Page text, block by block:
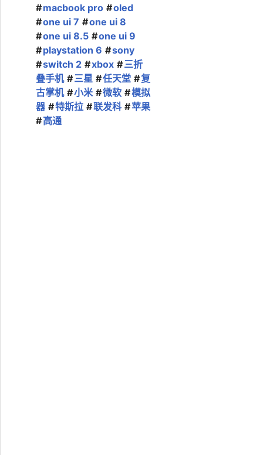
macbook pro
oled
one ui 7
one ui 8
one ui 8.5
one ui 9
playstation 6
sony
switch 2
xbox
三折
叠手机
三星 任天堂
复
古掌机
小米 微软
模拟
器
特斯拉 联发科
苹果
高通